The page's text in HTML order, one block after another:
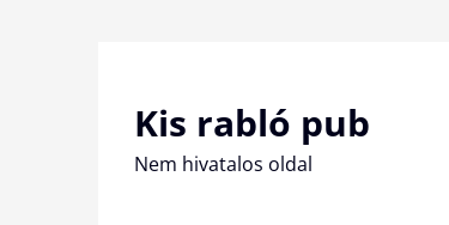
Kis rabló pub
Nem hivatalos oldal